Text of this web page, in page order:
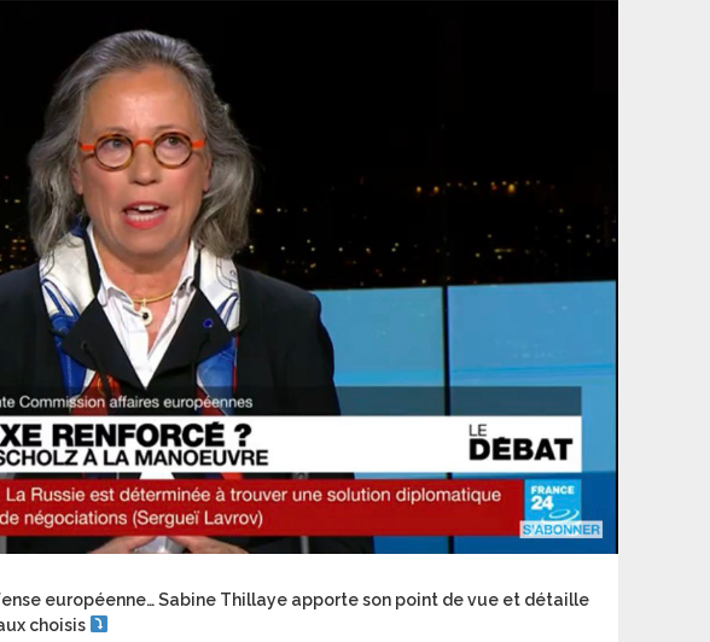
européenne… Sabine Thillaye apporte son point de vue et détaille
choisis